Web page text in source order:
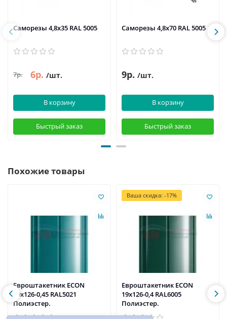
Саморезы 4,8х35 RAL 5005
7р. 6р. /шт.
В корзину
Быстрый заказ
Саморезы 4,8х70 RAL 5005
9р. /шт.
В корзину
Быстрый заказ
Похожие товары
Евроштакетник ECON
19х126-0,45 RAL5021
Полиэстер.
Ваша скидка: -17%
Евроштакетник ECON
19х126-0,4 RAL6005
Полиэстер.